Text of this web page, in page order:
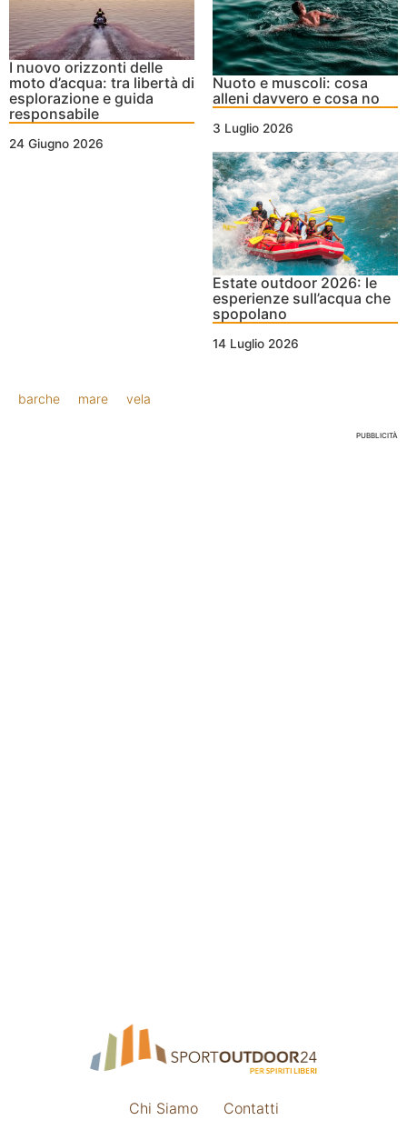
I nuovo orizzonti delle
moto d’acqua: tra libertà di
esplorazione e guida
responsabile
24 Giugno 2026
Nuoto e muscoli: cosa
alleni davvero e cosa no
3 Luglio 2026
Estate outdoor 2026: le
esperienze sull’acqua che
spopolano
14 Luglio 2026
barche mare vela
PUBBLICITÀ
Chi Siamo Contatti